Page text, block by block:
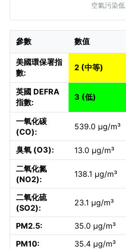
空氣污染低
參數 數值
美國環保署指
數:
2 (中等)
英國 DEFRA
指數:
3 (低)
一氧化碳
(CO):
539.0 µg/m³
臭氧 (O3):
13.0 µg/m³
二氧化氮
(NO2):
138.1 µg/m³
二氧化硫
(SO2):
23.1 µg/m³
PM2.5:
35.0 µg/m³
PM10:
35.4 µg/m³